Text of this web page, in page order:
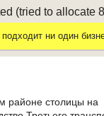
районе столицы на
(tried to allocate
подходит ни один